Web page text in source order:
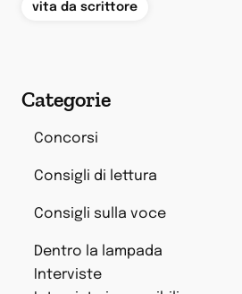
vita da scrittore
Categorie
Concorsi
Consigli di lettura
Consigli sulla voce
Dentro la lampada
Interviste